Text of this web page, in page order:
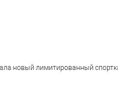
новый лимитированный